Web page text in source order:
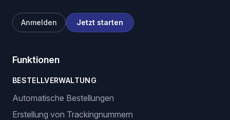
Anmelden Jetzt starten
Funktionen
BESTELLVERWALTUNG
Automatische Bestellungen
Erstellung von Trackingnummern